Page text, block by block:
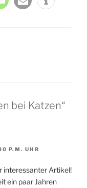
bei Katzen“
P.M. UHR
interessanter Artikel!
ein paar Jahren